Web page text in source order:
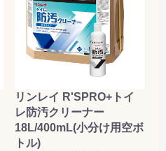
リンレイ R'SPRO+トイ
レ防汚クリーナー
18L/400mL(小分け用空ボ
トル)